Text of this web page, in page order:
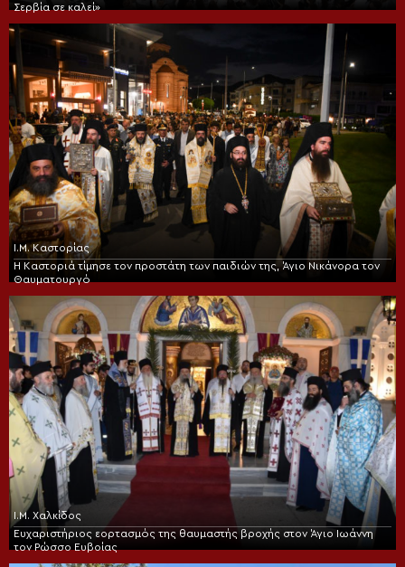
Σερβία σε καλεί»
Ι.Μ. Καστορίας
Η Καστοριά τίμησε τον προστάτη των παιδιών της, Άγιο Νικάνορα τον
Θαυματουργό
Ι.Μ. Χαλκίδος
Ευχαριστήριος εορτασμός της θαυμαστής βροχής στον Άγιο Ιωάννη
τον Ρώσσο Ευβοίας